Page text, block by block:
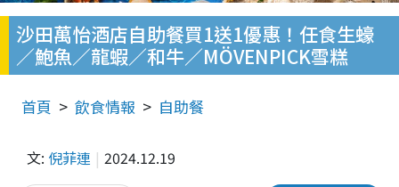
沙田萬怡酒店自助餐買1送1優惠！任食生蠔
／鮑魚／龍蝦／和牛／MÖVENPICK雪糕
首頁 飲食情報 自助餐
文: 倪菲連 2024.12.19